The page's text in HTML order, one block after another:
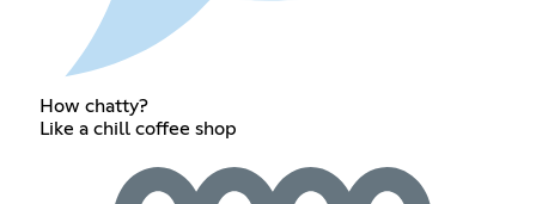
How chatty?
Like a chill coffee shop